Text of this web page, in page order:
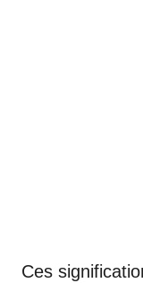
Ces